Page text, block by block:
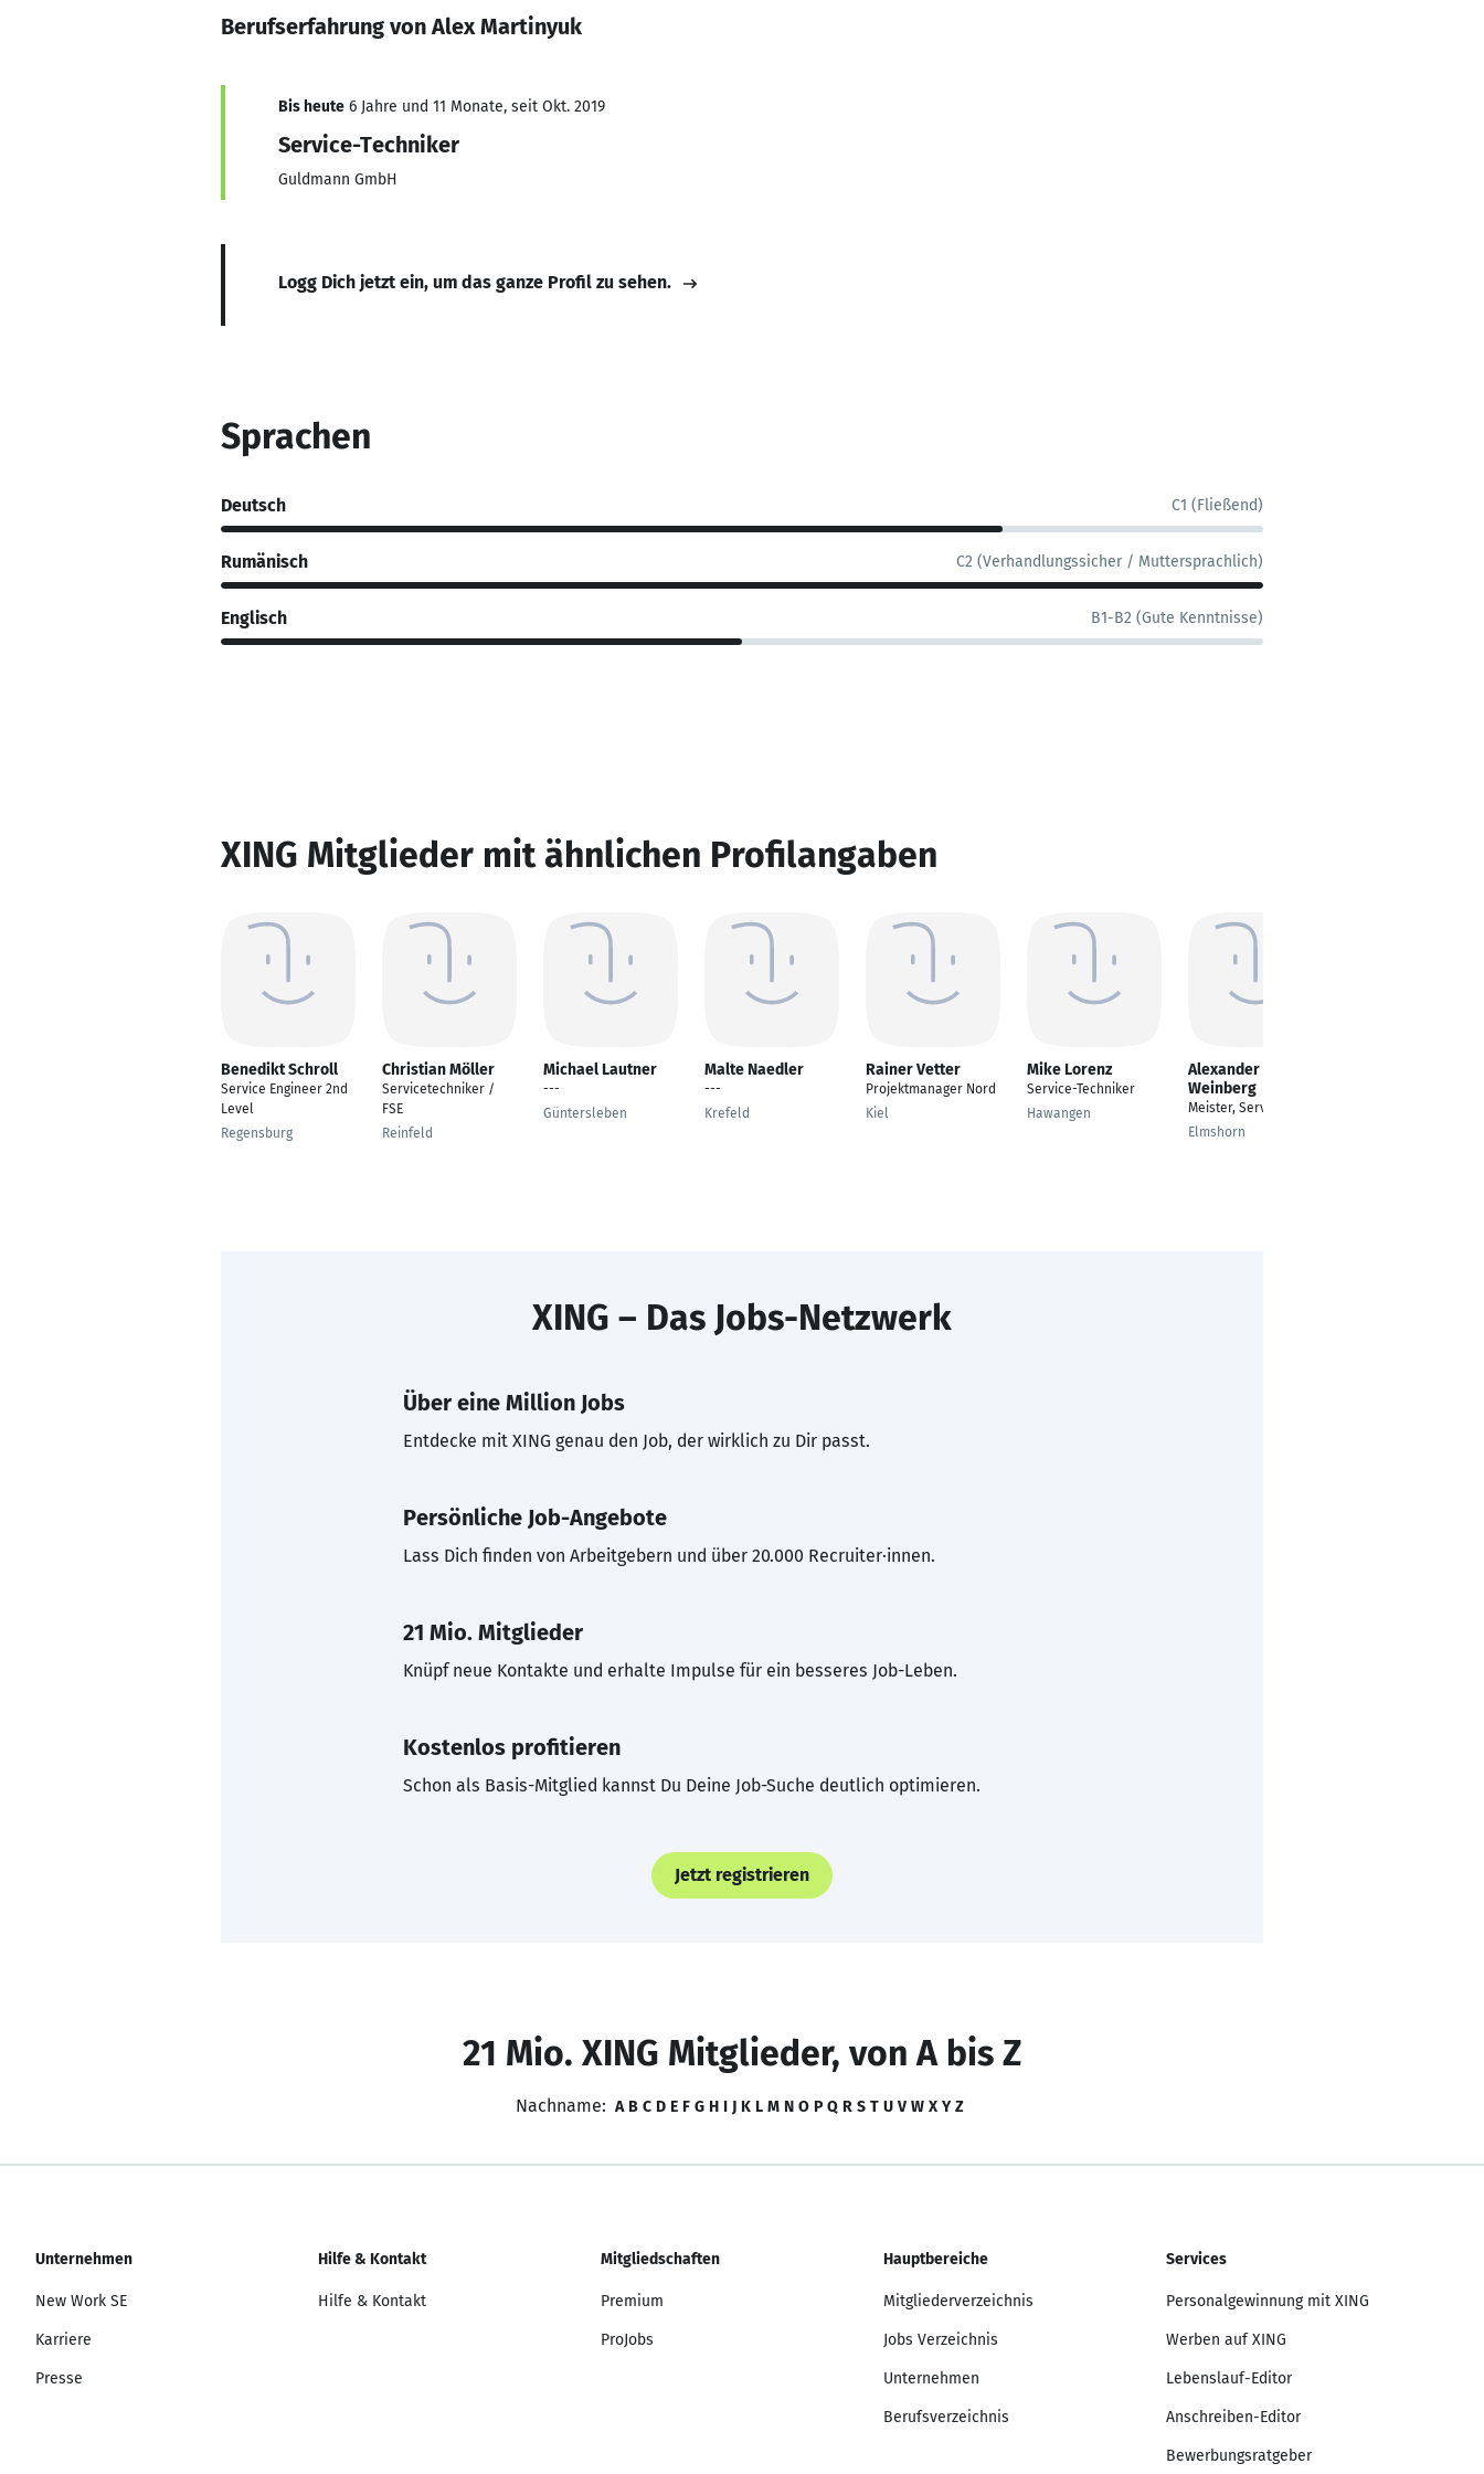
Berufserfahrung von Alex Martinyuk
Bis heute 6 Jahre und 11 Monate, seit Okt. 2019
Service-Techniker
Guldmann GmbH
Logg Dich jetzt ein, um das ganze Profil zu sehen.
Sprachen
Deutsch C1 (Fließend)
Rumänisch C2 (Verhandlungssicher / Muttersprachlich)
Englisch B1-B2 (Gute Kenntnisse)
XING Mitglieder mit ähnlichen Profilangaben
Benedikt Schroll
Service Engineer 2nd
Level
Regensburg
Christian Möller
Servicetechniker /
FSE
Reinfeld
Michael Lautner
---
Güntersleben
Malte Naedler
---
Krefeld
Rainer Vetter
Projektmanager Nord
Kiel
Mike Lorenz
Service-Techniker
Hawangen
Alexander
Weinberg
Meister, Service
Elmshorn
XING – Das Jobs-Netzwerk
Über eine Million Jobs
Entdecke mit XING genau den Job, der wirklich zu Dir passt.
Persönliche Job-Angebote
Lass Dich finden von Arbeitgebern und über 20.000 Recruiter·innen.
21 Mio. Mitglieder
Knüpf neue Kontakte und erhalte Impulse für ein besseres Job-Leben.
Kostenlos profitieren
Schon als Basis-Mitglied kannst Du Deine Job-Suche deutlich optimieren.
Jetzt registrieren
21 Mio. XING Mitglieder, von A bis Z
Nachname: A B C D E F G H I J K L M N O P Q R S T U V W X Y Z
Unternehmen
New Work SE
Karriere
Presse
Hilfe & Kontakt
Hilfe & Kontakt
Mitgliedschaften
Premium
ProJobs
Hauptbereiche
Mitgliederverzeichnis
Jobs Verzeichnis
Unternehmen
Berufsverzeichnis
Services
Personalgewinnung mit XING
Werben auf XING
Lebenslauf-Editor
Anschreiben-Editor
Bewerbungsratgeber